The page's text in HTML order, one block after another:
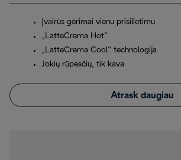
Įvairūs gėrimai vienu prisilietimu
„LatteCrema Hot“
„LatteCrema Cool“ technologija
Jokių rūpesčių, tik kava
Atrask daugiau